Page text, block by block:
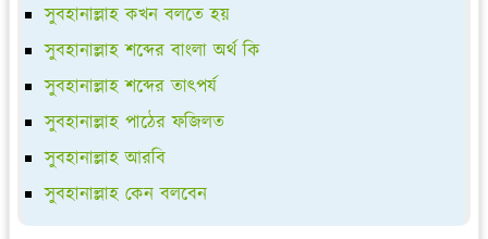
সুবহানাল্লাহ কখন বলতে হয়
সুবহানাল্লাহ শব্দের বাংলা অর্থ কি
সুবহানাল্লাহ শব্দের তাৎপর্য
সুবহানাল্লাহ পাঠের ফজিলত
সুবহানাল্লাহ আরবি
সুবহানাল্লাহ কেন বলবেন